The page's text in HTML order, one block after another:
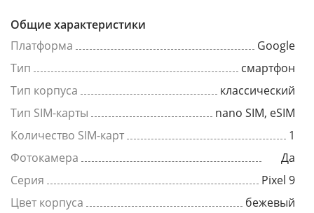
Общие характеристики
Платформа
Google
Тип
смартфон
Тип корпуса
классический
Тип SIM-карты
nano SIM, eSIM
Количество SIM-карт
1
Фотокамера
Да
Серия
Pixel 9
Цвет корпуса
бежевый